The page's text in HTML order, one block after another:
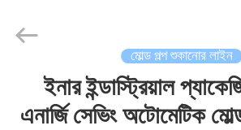
Equipment
মোল্ড পল্প শুকানোর লাইন
ইনার ইন্ডাস্ট্রিয়াল
এনার্জি সেভিং অটোমেটিক